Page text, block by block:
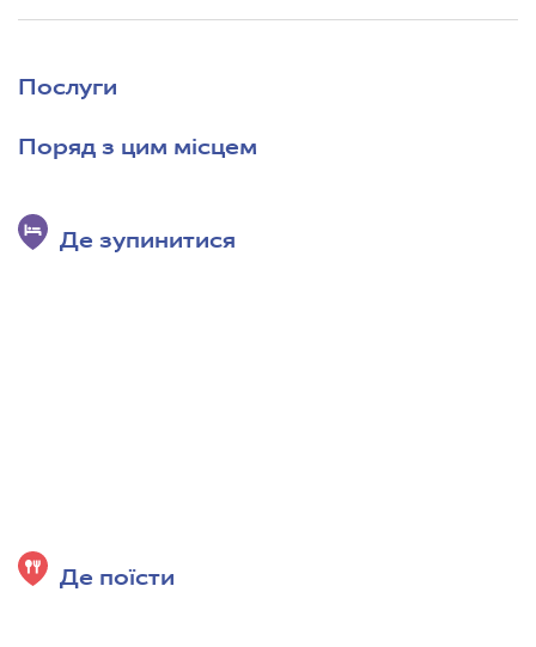
Послуги
Поряд з цим місцем
Де зупинитися
Де поїсти